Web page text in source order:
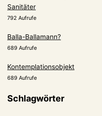
Sanitäter
792 Aufrufe
Balla-Ballamann?
689 Aufrufe
Kontemplationsobjekt
689 Aufrufe
Schlagwörter